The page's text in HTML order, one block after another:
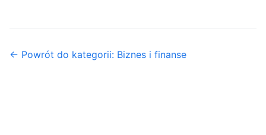
← Powrót do kategorii: Biznes i finanse